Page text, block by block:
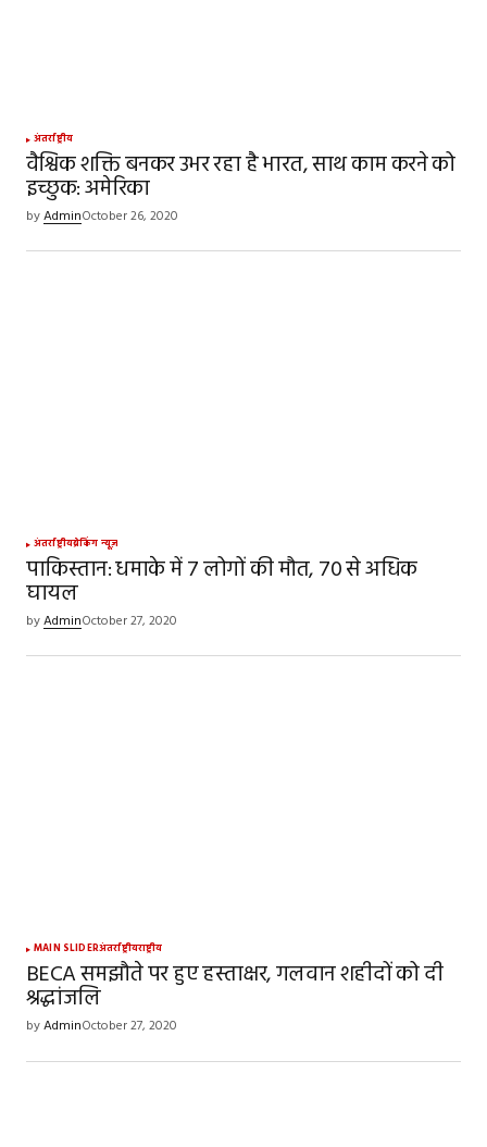
अंतर्राष्ट्रीय
वैश्विक शक्ति बनकर उभर रहा है भारत, साथ काम करने को
इच्छुक: अमेरिका
byAdminOctober 26, 2020
अंतर्राष्ट्रीयब्रेकिंग न्यूज़
पाकिस्तान: धमाके में 7 लोगों की मौत, 70 से अधिक
घायल
byAdminOctober 27, 2020
MAIN SLIDERअंतर्राष्ट्रीयराष्ट्रीय
BECA समझौते पर हुए हस्ताक्षर, गलवान शहीदों को दी
श्रद्धांजलि
byAdminOctober 27, 2020